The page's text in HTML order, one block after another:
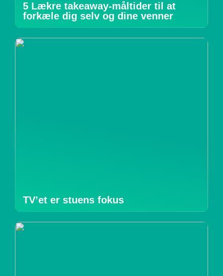
5 Lækre takeaway-måltider til at
forkæle dig selv og dine venner
TV’et er stuens fokus